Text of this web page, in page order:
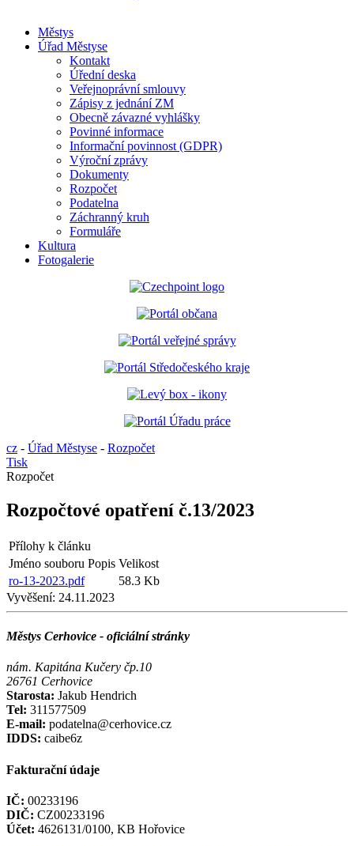
Městys
Úřad Městyse
Kontakt
Úřední deska
Veřejnoprávní smlouvy
Zápisy z jednání ZM
Obecně závazné vyhlášky
Povinné informace
Informační povinnost (GDPR)
Výroční zprávy
Dokumenty
Rozpočet
Podatelna
Záchranný kruh
Formuláře
Kultura
Fotogalerie
cz - Úřad Městyse - Rozpočet
Tisk
Rozpočet
Rozpočtové opatření č.13/2023
Přílohy k článku
Jméno souboru Popis Velikost
ro-13-2023.pdf
58.3 Kb
Vyvěšení: 24.11.2023
Městys Cerhovice - oficiální stránky
nám. Kapitána Kučery čp.10
26761 Cerhovice
Starosta: Jakub Hendrich
Tel: 311577509
E-mail: podatelna@cerhovice.cz
IDDS: caibe6z
Fakturační údaje
IČ: 00233196
DIČ: CZ00233196
Účet: 4626131/0100, KB Hořovice